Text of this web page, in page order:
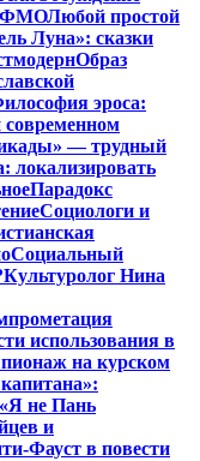
ФМОЛюбой простой
Луна»: сказки
Образ
эроса:
современном
— трудный
локализировать
Парадокс
Социологи и
Социальный
Культуролог Нина
использования в
на курском
«Я не Пань
и
Фауст в повести